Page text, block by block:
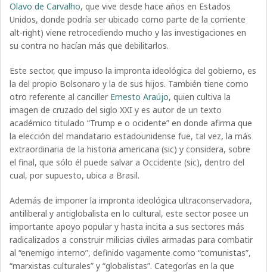
Olavo de Carvalho, que vive desde hace años en Estados
Unidos, donde podría ser ubicado como parte de la corriente
alt-right) viene retrocediendo mucho y las investigaciones en
su contra no hacían más que debilitarlos.
Este sector, que impuso la impronta ideológica del gobierno, es
la del propio Bolsonaro y la de sus hijos. También tiene como
otro referente al canciller Ernesto Araújo, quien cultiva la
imagen de cruzado del siglo XXI y es autor de un texto
académico titulado “Trump e o ocidente” en donde afirma que
la elección del mandatario estadounidense fue, tal vez, la más
extraordinaria de la historia americana (sic) y considera, sobre
el final, que sólo él puede salvar a Occidente (sic), dentro del
cual, por supuesto, ubica a Brasil.
Además de imponer la impronta ideológica ultraconservadora,
antiliberal y antiglobalista en lo cultural, este sector posee un
importante apoyo popular y hasta incita a sus sectores más
radicalizados a construir milicias civiles armadas para combatir
al “enemigo interno”, definido vagamente como “comunistas”,
“marxistas culturales” y “globalistas”. Categorías en la que